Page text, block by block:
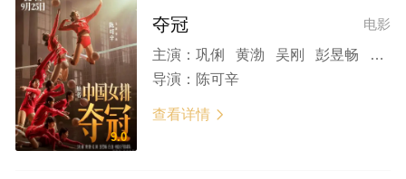
9.0
电影
夺冠
主演： 巩俐 黄渤 吴刚 彭昱畅 白浪
导演： 陈可辛
查看详情 